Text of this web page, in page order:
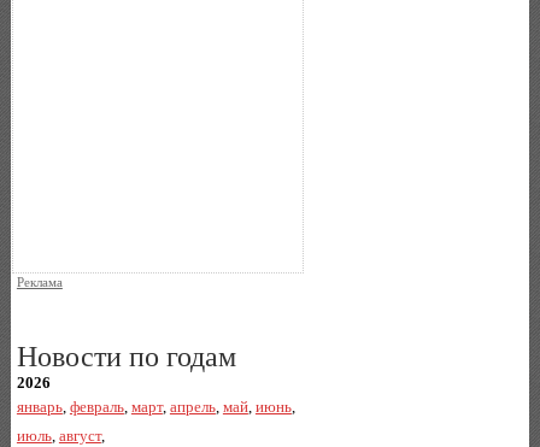
Реклама
Новости по годам
2026
январь, февраль, март, апрель, май, июнь,
июль, август,